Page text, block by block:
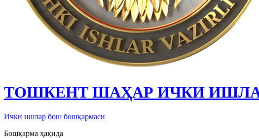
ТОШКЕНТ ШАҲАР ИЧКИ
Ички ишлар бош бошқармаси
Бошқарма ҳақида